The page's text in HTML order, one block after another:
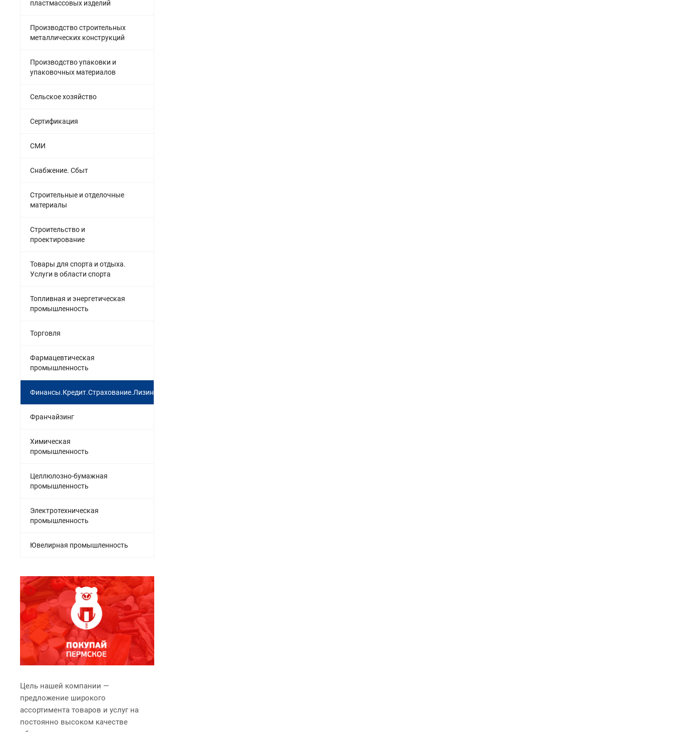
пластмассовых изделий
Производство строительных
металлических конструкций
Производство упаковки и
упаковочных материалов
Сельское хозяйство
Сертификация
СМИ
Снабжение. Сбыт
Строительные и отделочные
материалы
Строительство и
проектирование
Товары для спорта и отдыха.
Услуги в области спорта
Топливная и энергетическая
промышленность
Торговля
Фармацевтическая
промышленность
Финансы.Кредит.Страхование.Лизинг
Франчайзинг
Химическая
промышленность
Целлюлозно-бумажная
промышленность
Электротехническая
промышленность
Ювелирная промышленность
Цель нашей компании —
предложение широкого
ассортимента товаров и услуг на
постоянно высоком качестве